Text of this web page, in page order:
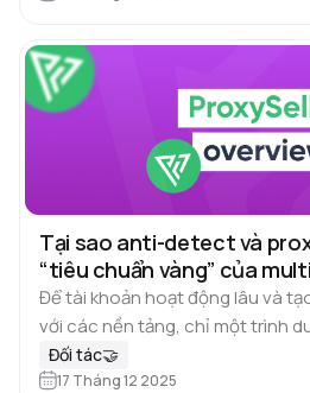
Tại sao anti-detect và
“tiêu chuẩn vàng” của
Để tài khoản hoạt động lâu và
với các nền tảng, chỉ một trình
chưa đủ. Cần có proxy mà các…
Đối tác🤝
17 Tháng 12 2025